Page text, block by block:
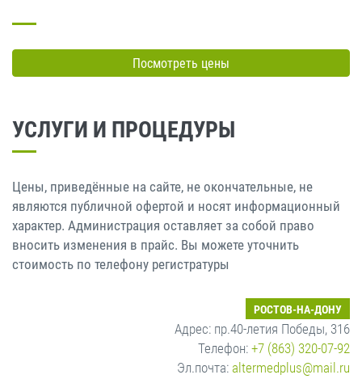
Посмотреть цены
УСЛУГИ И ПРОЦЕДУРЫ
Цены, приведённые на сайте, не окончательные, не
являются публичной офертой и носят информационный
характер. Администрация оставляет за собой право
вносить изменения в прайс. Вы можете уточнить
стоимость по телефону регистратуры
РОСТОВ-НА-ДОНУ
Адрес: пр.40-летия Победы, 316
Телефон: +7 (863) 320-07-92
Эл.почта: altermedplus@mail.ru